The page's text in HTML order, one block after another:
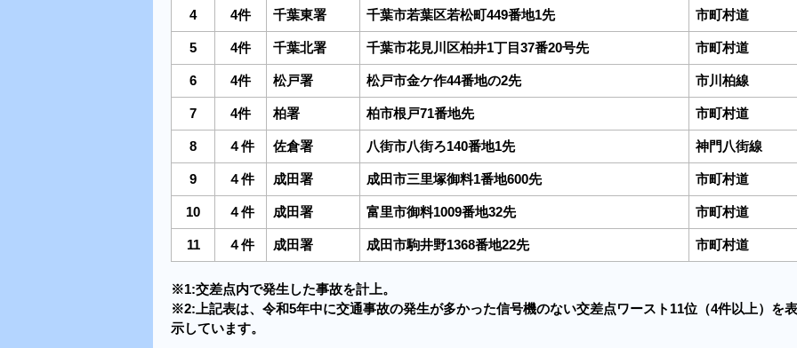
4 4件 千葉東署 千葉市若葉区若松町449番地1先 市町村道
5 4件 千葉北署 千葉市花見川区柏井1丁目37番20号先 市町村道
6 4件 松戸署 松戸市金ケ作44番地の2先 市川柏線
7 4件 柏署 柏市根戸71番地先 市町村道
8 ４件 佐倉署 八街市八街ろ140番地1先 神門八街線
9 ４件 成田署 成田市三里塚御料1番地600先 市町村道
10 ４件 成田署 富里市御料1009番地32先 市町村道
11 ４件 成田署 成田市駒井野1368番地22先 市町村道
※1:交差点内で発生した事故を計上。
※2:上記表は、令和5年中に交通事故の発生が多かった信号機のない交差点ワースト11位（4件以上）を表
示しています。